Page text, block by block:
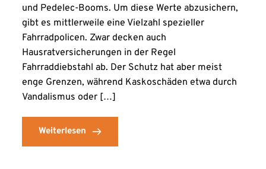
und Pedelec-Booms. Um diese Werte abzusichern,
gibt es mittlerweile eine Vielzahl spezieller
Fahrradpolicen. Zwar decken auch
Hausratversicherungen in der Regel
Fahrraddiebstahl ab. Der Schutz hat aber meist
enge Grenzen, während Kaskoschäden etwa durch
Vandalismus oder […]
Weiterlesen